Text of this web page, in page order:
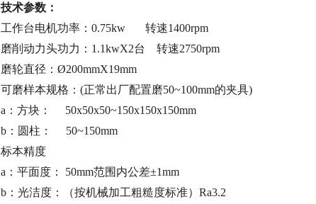
技术参数：
工作台电机功率：0.75kw 转速1400rpm
磨削动力头功力：1.1kwX2台 转速2750rpm
磨轮直径：Ø200mmX19mm
可磨样本规格：(正常出厂配置磨50~100mm的夹具)
a：方块： 50x50x50~150x150x150mm
b：圆柱： 50~150mm
标本精度
a：平面度： 50mm范围内公差±1mm
b：光洁度：（按机械加工粗糙度标准）Ra3.2